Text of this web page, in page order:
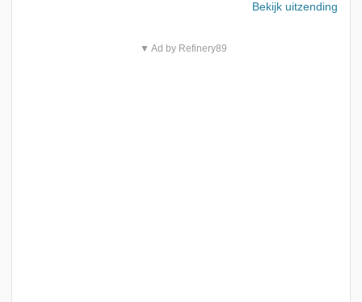
Bekijk uitzending
▼ Ad by Refinery89